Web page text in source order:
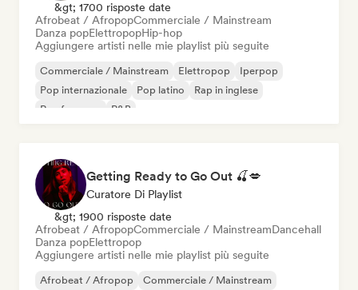
&gt; 1700 risposte date
Afrobeat / AfropopCommerciale / Mainstream
Danza popElettropopHip-hop
Aggiungere artisti nelle mie playlist più seguite
Commerciale / Mainstream Elettropop
Iperpop
Pop internazionale
Pop latino
Rap in inglese
Rap francese
R&B
Getting Ready to Go Out 🍒💋
Curatore Di Playlist
&gt; 1900 risposte date
Afrobeat / AfropopCommerciale / MainstreamDancehall
Danza popElettropop
Aggiungere artisti nelle mie playlist più seguite
Afrobeat / Afropop
Commerciale / Mainstream